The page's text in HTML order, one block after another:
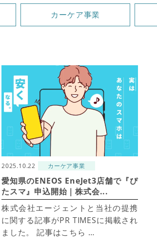
カーケア事業
2025.10.22 カーケア事業
愛知県のENEOS EneJet3店舗で『ぴ
たスマ』申込開始｜株式会...
株式会社エージェントと当社の提携
に関する記事がPR TIMESに掲載され
ました。 記事はこちら …